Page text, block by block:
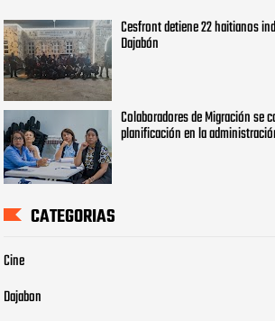
Cesfront detiene 22 haitianos
Dajabón
Colaboradores de Migración se
planificación en la
CATEGORIAS
Cine
Dajabon